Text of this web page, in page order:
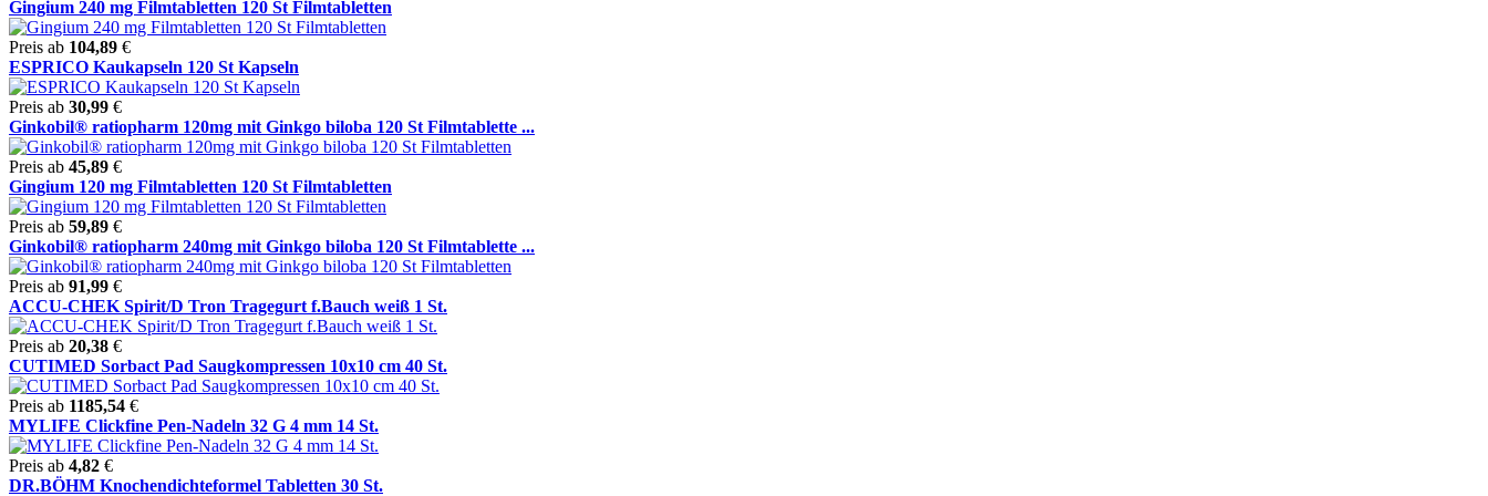
Gingium 240 mg Filmtabletten 120 St Filmtabletten
Preis ab 104,89 €
ESPRICO Kaukapseln 120 St Kapseln
Preis ab 30,99 €
Ginkobil® ratiopharm 120mg mit Ginkgo biloba 120 St Filmtablette ...
Preis ab 45,89 €
Gingium 120 mg Filmtabletten 120 St Filmtabletten
Preis ab 59,89 €
Ginkobil® ratiopharm 240mg mit Ginkgo biloba 120 St Filmtablette ...
Preis ab 91,99 €
ACCU-CHEK Spirit/D Tron Tragegurt f.Bauch weiß 1 St.
Preis ab 20,38 €
CUTIMED Sorbact Pad Saugkompressen 10x10 cm 40 St.
Preis ab 1185,54 €
MYLIFE Clickfine Pen-Nadeln 32 G 4 mm 14 St.
Preis ab 4,82 €
DR.BÖHM Knochendichteformel Tabletten 30 St.